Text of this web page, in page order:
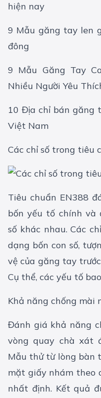
hiện nay
9 Mẫu găng tay len
đông
9 Mẫu Găng Tay
Nhiều Người Yêu
10 Địa chỉ bán
Việt Nam
Các chỉ số trong tiêu
Tiêu chuẩn EN388
bốn yếu tố chính và
số khác nhau. Các
dạng bốn con số,
vệ của găng tay
Cụ thể, các yếu tố
Khả năng chống mài
Đánh giá khả năng
vòng quay chà xát
Mẫu thử từ lòng bàn
mặt giấy nhám theo
nhất định. Kết quả